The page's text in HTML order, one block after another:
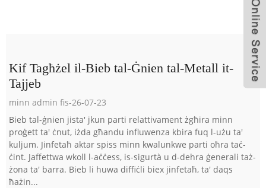
Kif Tagħżel il-Bieb tal-Ġnien tal-Metall it-
Tajjeb
minn admin fis-26-07-23
Bieb tal-ġnien jista' jkun parti relattivament żgħira minn
proġett ta' ċnut, iżda għandu influwenza kbira fuq l-użu ta'
kuljum. Jinfetaħ aktar spiss minn kwalunkwe parti oħra taċ-
ċint. Jaffettwa wkoll l-aċċess, is-sigurtà u d-dehra ġenerali taż-
żona ta' barra. Bieb li huwa diffiċli biex jinfetaħ, ta' daqs
ħażin...